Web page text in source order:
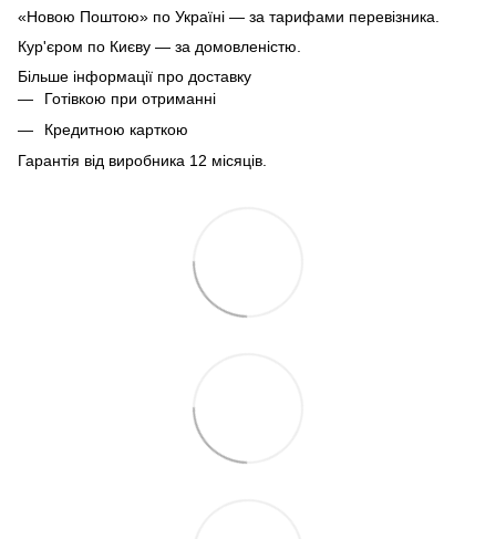
«Новою Поштою» по Україні — за тарифами перевізника.
Кур'єром по Києву — за домовленістю.
Більше інформації про доставку
Готівкою при отриманні
Кредитною карткою
Гарантія від виробника 12 місяців.